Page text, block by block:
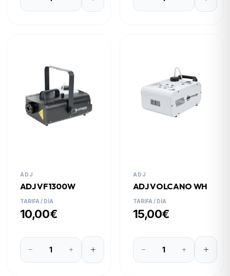
ADJ
ADJ VF1300W
TARIFA / DÍA
10,00€
ADJ
ADJ VOLCANO WH
TARIFA / DÍA
15,00€